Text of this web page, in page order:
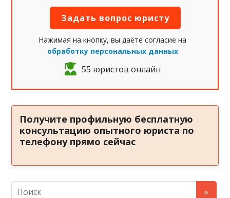
Нажимая на кнопку, вы даёте согласие на
обработку персональных данных
55 юристов онлайн
Получите профильную бесплатную
консультацию опытного юриста по
телефону прямо сейчас